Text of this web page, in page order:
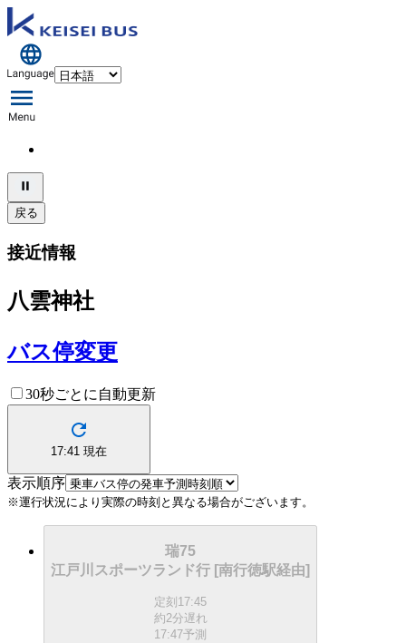
戻る
接近情報
八雲神社
バス停変更
30秒ごとに自動更新
17:41 現在
表示順序
※運行状況により実際の時刻と異なる場合がございます。
瑞75
江戸川スポーツランド行 [南行徳駅経由]
定刻 17:45
約2分遅れ
17:47予測